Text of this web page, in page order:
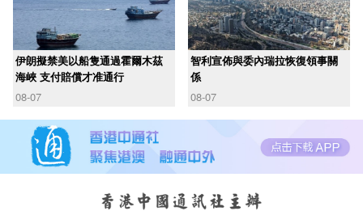
伊朗擬禁美以船隻通過霍爾木茲
海峽 支付賠償才准通行
08-07
智利宣佈與委內瑞拉恢復領事關
係
08-07